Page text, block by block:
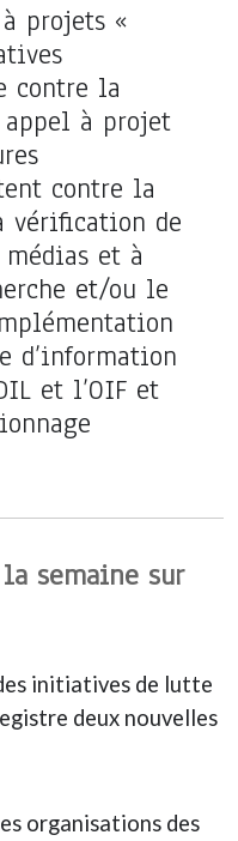
projets «
contre la
à projet
contre la
vérification de
et à
et/ou le
d’information
et l’OIF et
semaine sur
initiatives de lutte
deux nouvelles
organisations des